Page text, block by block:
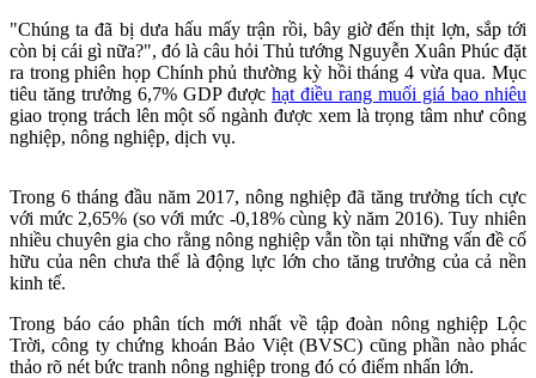
"Chúng ta đã bị dưa hấu mấy trận rồi, bây giờ đến thịt lợn, sắp tới
còn bị cái gì nữa?", đó là câu hỏi Thủ tướng Nguyễn Xuân Phúc đặt
ra trong phiên họp Chính phủ thường kỳ hồi tháng 4 vừa qua. Mục
tiêu tăng trưởng 6,7% GDP được hạt điều rang muối giá bao nhiêu
giao trọng trách lên một số ngành được xem là trọng tâm như công
nghiệp, nông nghiệp, dịch vụ.
Trong 6 tháng đầu năm 2017, nông nghiệp đã tăng trưởng tích cực
với mức 2,65% (so với mức -0,18% cùng kỳ năm 2016). Tuy nhiên
nhiều chuyên gia cho rằng nông nghiệp vẫn tồn tại những vấn đề cố
hữu của nên chưa thể là động lực lớn cho tăng trưởng của cả nền
kinh tế.
Trong báo cáo phân tích mới nhất về tập đoàn nông nghiệp Lộc
Trời, công ty chứng khoán Bảo Việt (BVSC) cũng phần nào phác
thảo rõ nét bức tranh nông nghiệp trong đó có điểm nhấn lớn.